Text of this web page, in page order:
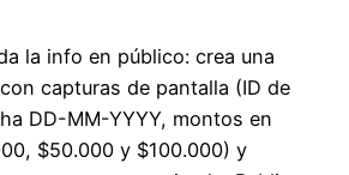
la info en público: crea una
capturas de pantalla (ID de
DD-MM-YYYY, montos en
$50.000 y $100.000) y